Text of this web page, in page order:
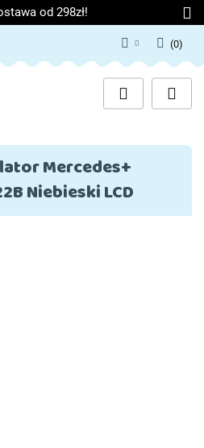
od 298zł!
Zaloguj się
Załóż konto
Zgody cookies
(0)
Mercedes+
Niebieski LCD